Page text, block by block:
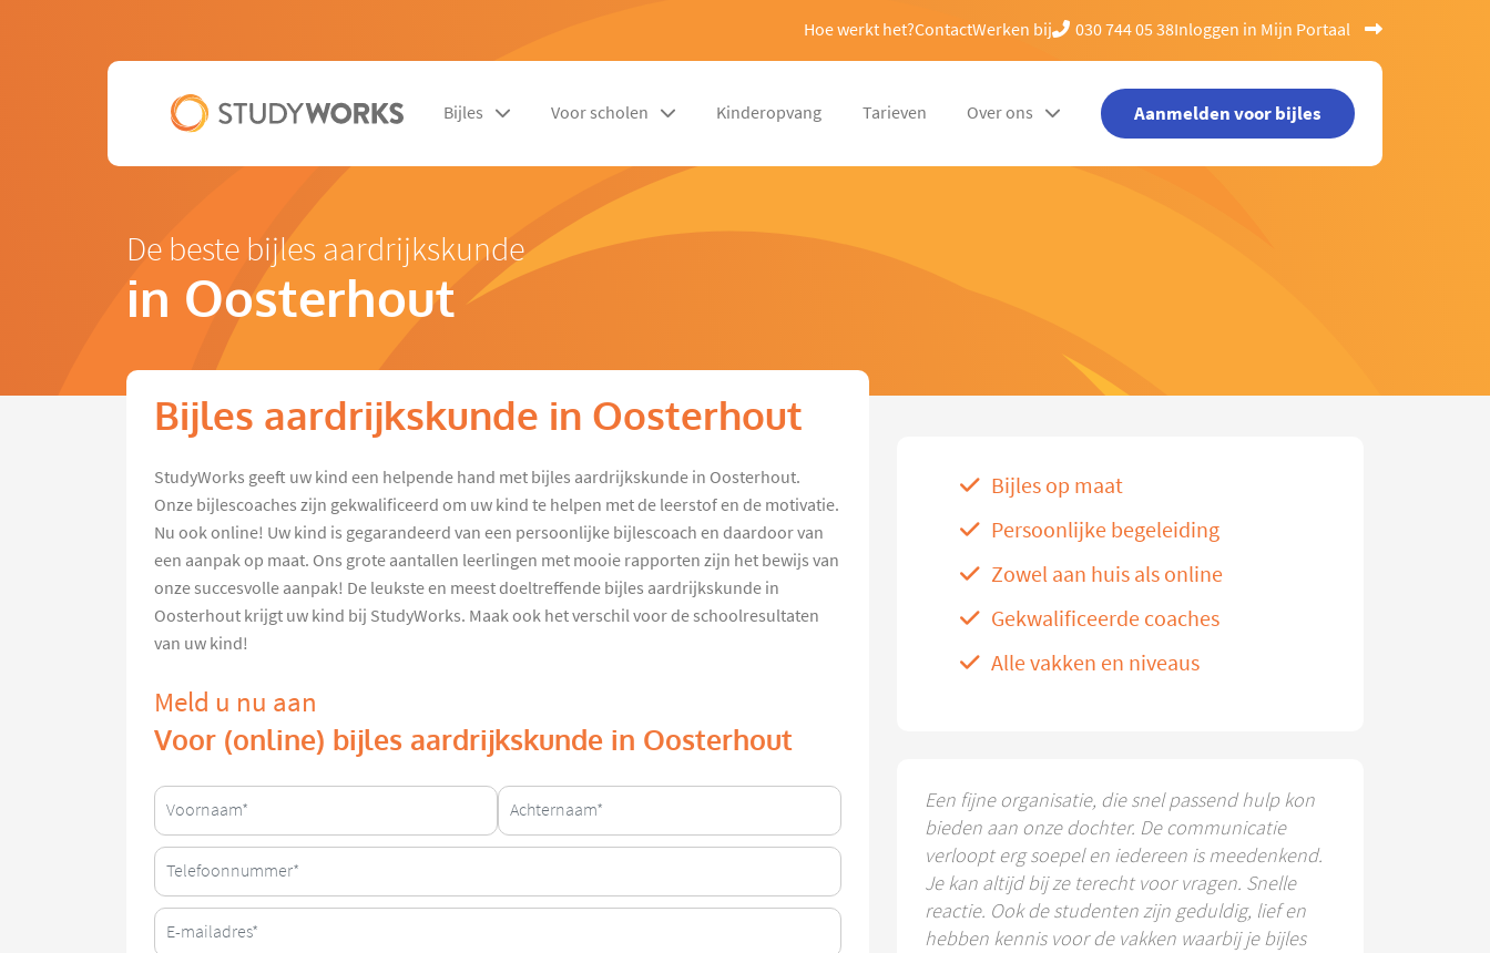
Hoe werkt het?ContactWerken bij 030 744 05 38Inloggen in Mijn Portaal
Bijles Voor scholen Kinderopvang Tarieven Over ons Aanmelden voor bijles
De beste bijles aardrijkskunde
in Oosterhout
Bijles aardrijkskunde in Oosterhout
StudyWorks geeft uw kind een helpende hand met bijles aardrijkskunde in Oosterhout.
Onze bijlescoaches zijn gekwalificeerd om uw kind te helpen met de leerstof en de motivatie.
Nu ook online! Uw kind is gegarandeerd van een persoonlijke bijlescoach en daardoor van
een aanpak op maat. Ons grote aantallen leerlingen met mooie rapporten zijn het bewijs van
onze succesvolle aanpak! De leukste en meest doeltreffende bijles aardrijkskunde in
Oosterhout krijgt uw kind bij StudyWorks. Maak ook het verschil voor de schoolresultaten
van uw kind!
Meld u nu aan
Voor (online) bijles aardrijkskunde in Oosterhout
Bijles op maat
Persoonlijke begeleiding
Zowel aan huis als online
Gekwalificeerde coaches
Alle vakken en niveaus
Een fijne organisatie, die snel passend hulp kon
bieden aan onze dochter. De communicatie
verloopt erg soepel en iedereen is meedenkend.
Je kan altijd bij ze terecht voor vragen. Snelle
reactie. Ook de studenten zijn geduldig, lief en
hebben kennis voor de vakken waarbij je bijles